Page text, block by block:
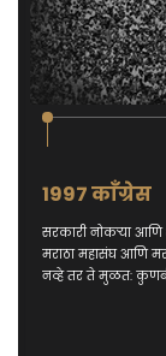
1997 काँग्रेस
सरकारी नोकऱ्या
मराठा महासंघ आणि
नव्हे तर ते मुळत: